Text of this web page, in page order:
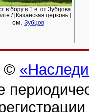
в бору в 1 в. от Зубцова
[Казанская церковь.]
см. Зубцов
©